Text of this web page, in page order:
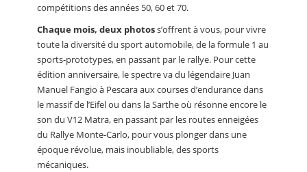
compétitions des années 50, 60 et 70.
Chaque mois, deux photoss’offrent à vous, pour vivre
toute la diversité du sport automobile, de la formule 1 au
sports-prototypes, en passant par le rallye. Pour cette
édition anniversaire, le spectre va du légendaire Juan
Manuel Fangio à Pescara aux courses d’endurance dans
le massif de l’Eifel ou dans la Sarthe où résonne encore le
son du V12 Matra, en passant par les routes enneigées
du Rallye Monte-Carlo, pour vous plonger dans une
époque révolue, mais inoubliable, des sports
mécaniques.